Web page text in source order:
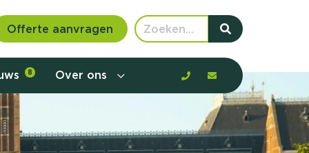
Offerte aanvragen
8 Over ons